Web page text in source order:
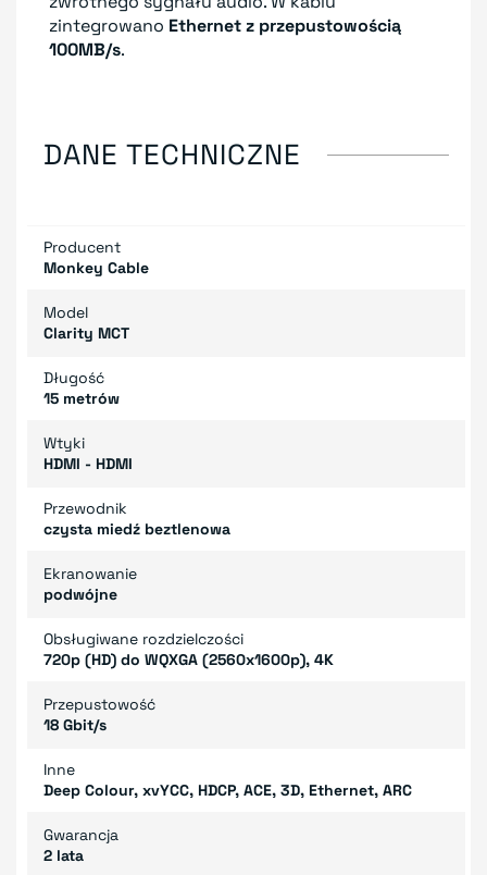
zintegrowano Ethernet z przepustowością
100MB/s.
DANE TECHNICZNE
Producent
Monkey Cable
Model
Clarity MCT
Długość
15 metrów
Wtyki
HDMI - HDMI
Przewodnik
czysta miedź beztlenowa
Ekranowanie
podwójne
Obsługiwane rozdzielczości
720p (HD) do WQXGA (2560x1600p), 4K
Przepustowość
18 Gbit/s
Inne
Deep Colour, xvYCC, HDCP, ACE, 3D, Ethernet, ARC
Gwarancja
2 lata